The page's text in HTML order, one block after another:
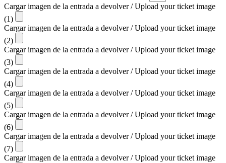
Cargar imagen de la entrada a devolver / Upload your ticket image
(1)
Cargar imagen de la entrada a devolver / Upload your ticket image
(2)
Cargar imagen de la entrada a devolver / Upload your ticket image
(3)
Cargar imagen de la entrada a devolver / Upload your ticket image
(4)
Cargar imagen de la entrada a devolver / Upload your ticket image
(5)
Cargar imagen de la entrada a devolver / Upload your ticket image
(6)
Cargar imagen de la entrada a devolver / Upload your ticket image
(7)
Cargar imagen de la entrada a devolver / Upload your ticket image